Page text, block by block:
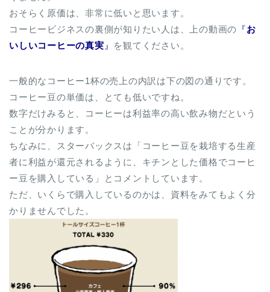
おそらく原価は、非常に低いと思います。
コーヒービジネスの裏側が知りたい人は、上の動画の 『お
いしいコーヒーの真実 』 を観てください。
一般的なコーヒー1杯の売上の内訳は下の図の通りです。
コーヒー豆の単価は、とても低いですね。
数字だけみると、コーヒーは利益率の高い飲み物だという
ことが分かります。
ちなみに、スターバックスは「コーヒー豆を栽培する生産
者に利益が還元されるように、キチンとした価格でコーヒ
ー豆を購入している」とコメントしています。
ただ、いくらで購入しているのかは、資料をみてもよく分
かりませんでした。